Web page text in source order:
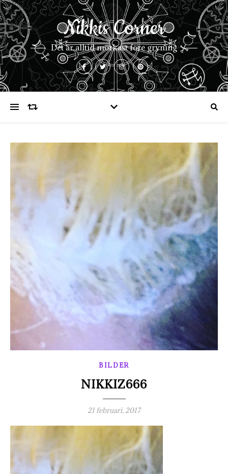
Nikkis Corner
Det är alltid mörkast före gryning
BILDER
NIKKIZ666
21 februari, 2017